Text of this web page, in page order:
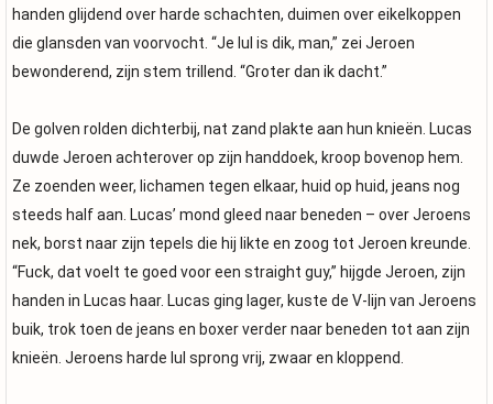
handen glijdend over harde schachten, duimen over eikelkoppen
die glansden van voorvocht. “Je lul is dik, man,” zei Jeroen
bewonderend, zijn stem trillend. “Groter dan ik dacht.”
De golven rolden dichterbij, nat zand plakte aan hun knieën. Lucas
duwde Jeroen achterover op zijn handdoek, kroop bovenop hem.
Ze zoenden weer, lichamen tegen elkaar, huid op huid, jeans nog
steeds half aan. Lucas’ mond gleed naar beneden – over Jeroens
nek, borst naar zijn tepels die hij likte en zoog tot Jeroen kreunde.
“Fuck, dat voelt te goed voor een straight guy,” hijgde Jeroen, zijn
handen in Lucas haar. Lucas ging lager, kuste de V-lijn van Jeroens
buik, trok toen de jeans en boxer verder naar beneden tot aan zijn
knieën. Jeroens harde lul sprong vrij, zwaar en kloppend.